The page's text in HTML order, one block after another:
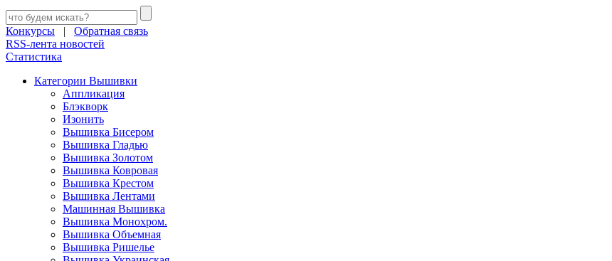
Конкурсы | Обратная связь
RSS-лента новостей
Статистика
Категории Вышивки
Аппликация
Блэкворк
Изонить
Вышивка Бисером
Вышивка Гладью
Вышивка Золотом
Вышивка Ковровая
Вышивка Крестом
Вышивка Лентами
Машинная Вышивка
Вышивка Монохром.
Вышивка Объемная
Вышивка Ришелье